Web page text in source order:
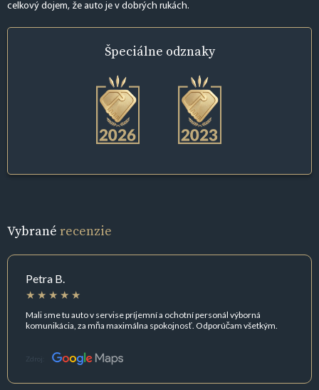
celkový dojem, že auto je v dobrých rukách.
Špeciálne odznaky
Vybrané recenzie
Petra B.
Mali sme tu auto v servise príjemní a ochotní personál výborná
komunikácia, za mňa maximálna spokojnosť. Odporúčam všetkým.
Zdroj: